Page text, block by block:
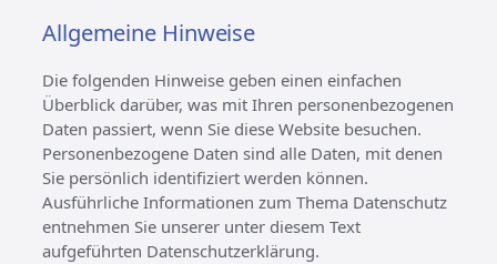
Allgemeine Hinweise
Die folgenden Hinweise geben einen einfachen
Überblick darüber, was mit Ihren personenbezogenen
Daten passiert, wenn Sie diese Website besuchen.
Personenbezogene Daten sind alle Daten, mit denen
Sie persönlich identifiziert werden können.
Ausführliche Informationen zum Thema Datenschutz
entnehmen Sie unserer unter diesem Text
aufgeführten Datenschutzerklärung.